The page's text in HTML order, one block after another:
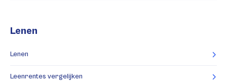
Lenen
Lenen
Leenrentes vergelijken